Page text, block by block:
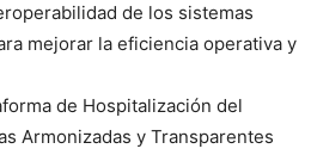
de los sistemas
mejorar la eficiencia operativa y
de Hospitalización del
Armonizadas y Transparentes